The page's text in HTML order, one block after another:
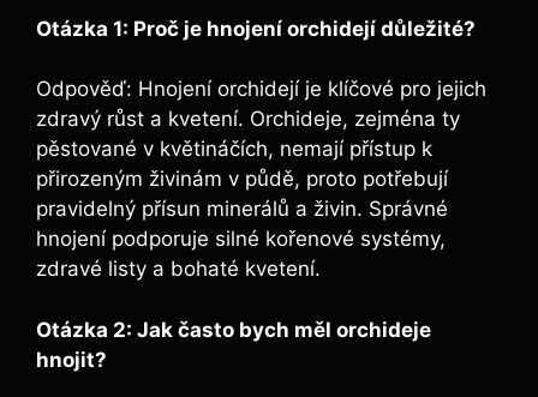
Otázka 1: Proč je hnojení orchidejí důležité?
Odpověď: ‍Hnojení orchidejí je ⁣klíčové ⁢pro jejich
zdravý růst a kvetení.⁤ Orchideje, ‌zejména ty
pěstované v ⁣květináčích, nemají přístup k
⁣přirozeným živinám​ v půdě, proto ⁢potřebují
pravidelný‌ přísun minerálů a​ živin. Správné‌
hnojení ‌podporuje ‍silné kořenové‌ systémy,
zdravé listy a bohaté kvetení.
Otázka 2: Jak často bych měl orchideje
hnojit?